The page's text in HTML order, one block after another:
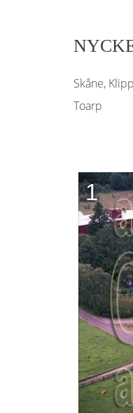
Skåne,
Toarp
1